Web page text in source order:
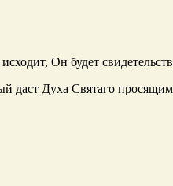
Он будет
даст Духа Святаго